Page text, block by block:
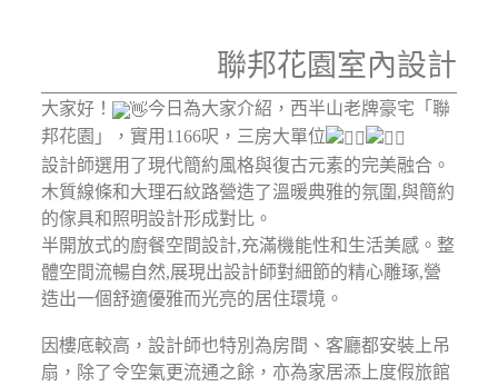
聯邦花園室內設計
大家好！
今日為大家介紹，西半山老牌豪宅「聯
邦花園」，實用1166呎，三房大單位
⁣⁣設計師選用了現代簡約風格與復古元素的完美融合。
木質線條和大理石紋路營造了溫暖典雅的氛圍,與簡約
的傢具和照明設計形成對比。
半開放式的廚餐空間設計,充滿機能性和生活美感。整
體空間流暢自然,展現出設計師對細節的精心雕琢,營
造出一個舒適優雅而光亮的居住環境。⁣⁣
因樓底較高，設計師也特別為房間、客廳都安裝上吊
扇，除了令空氣更流通之餘，亦為家居添上度假旅館